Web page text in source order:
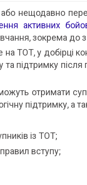
до
закладів
професійної
освіти
України
вступників
із
і
прифронтових
нещодавно
активних
зокрема до
ТОТ, у добірці
та підтримку
отримати
підтримку, а
із ТОТ;
вступу;